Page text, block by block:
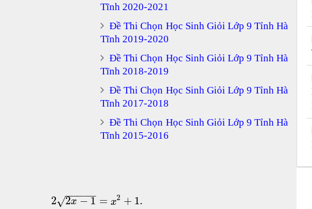
Tĩnh 2020-2021
Đề Thi Chọn Học Sinh Giỏi Lớp 9 Tỉnh Hà
Tĩnh 2019-2020
Đề Thi Chọn Học Sinh Giỏi Lớp 9 Tỉnh Hà
Tĩnh 2018-2019
Đề Thi Chọn Học Sinh Giỏi Lớp 9 Tỉnh Hà
Tĩnh 2017-2018
Đề Thi Chọn Học Sinh Giỏi Lớp 9 Tỉnh Hà
Tĩnh 2015-2016
2 2x −1
− −
−−−
√ = x2 + 1.